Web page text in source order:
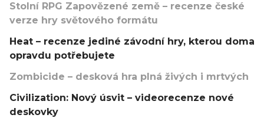
Stolní RPG Zapovězené země – recenze české
verze hry světového formátu
Heat – recenze jediné závodní hry, kterou doma
opravdu potřebujete
Zombicide – desková hra plná živých i mrtvých
Civilization: Nový úsvit – videorecenze nové
deskovky